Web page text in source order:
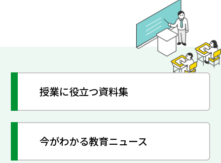
授業に役立つ資料集
今がわかる教育ニュース